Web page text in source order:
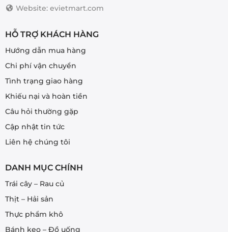
Website: evietmart.com
HỖ TRỢ KHÁCH HÀNG
Hướng dẫn mua hàng
Chi phí vận chuyển
Tình trạng giao hàng
Khiếu nại và hoàn tiền
Câu hỏi thường gặp
Cập nhật tin tức
Liên hệ chúng tôi
DANH MỤC CHÍNH
Trái cây – Rau củ
Thịt – Hải sản
Thực phẩm khô
Bánh kẹo – Đồ uống